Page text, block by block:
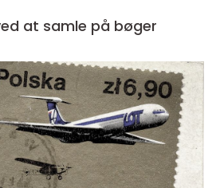
at samle på bøger